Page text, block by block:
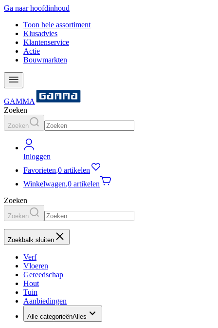
Ga naar hoofdinhoud
Toon hele assortiment
Klusadvies
Klantenservice
Actie
Bouwmarkten
GAMMA
Zoeken
Zoeken
Inloggen
Favorieten,0 artikelen
Winkelwagen,0 artikelen
Zoeken
Zoeken
Zoekbalk sluiten
Verf
Vloeren
Gereedschap
Hout
Tuin
Aanbiedingen
Alle categorieënAlles